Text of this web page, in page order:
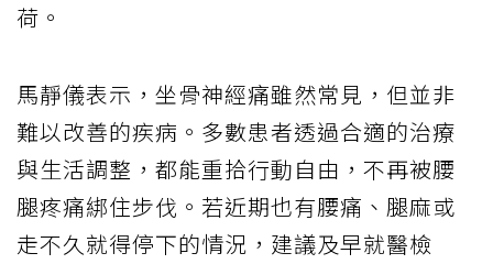
荷。
馬靜儀表示，坐骨神經痛雖然常見，但並非
難以改善的疾病。多數患者透過合適的治療
與生活調整，都能重拾行動自由，不再被腰
腿疼痛綁住步伐。若近期也有腰痛、腿麻或
走不久就得停下的情況，建議及早就醫檢